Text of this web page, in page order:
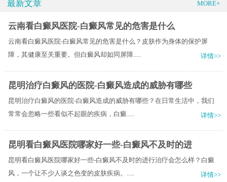
最新文章 MORE+
云南看白癜风医院-白癜风常见的危害是什么
云南看白癜风医院-白癜风常见的危害是什么？皮肤作为身体的保护屏
障，其健康至关重要。但白癜风却如同屏障.....
详情>>
昆明治疗白癜风的医院-白癜风造成的威胁有哪些
昆明治疗白癜风的医院-白癜风造成的威胁有哪些？在日常生活中，我们
常常会忽略一些看似不起眼的疾病，白癜.....
详情>>
昆明看白癜风医院哪家好一些-白癜风不及时的进
昆明看白癜风医院哪家好一些-白癜风不及时的进行治疗会怎么样？白癜
风，一个让不少人谈之色变的皮肤疾病。.....
详情>>